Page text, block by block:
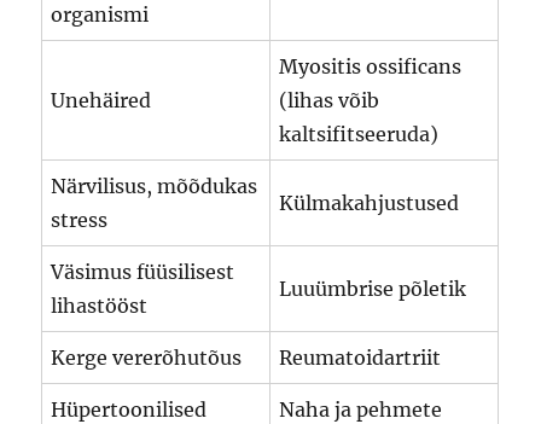
organismi
Unehäired
Myositis ossificans
(lihas võib
kaltsifitseeruda)
Närvilisus, mõõdukas
stress
Külmakahjustused
Väsimus füüsilisest
lihastööst
Luuümbrise põletik
Kerge vererõhutõus Reumatoidartriit
Hüpertoonilised
Naha ja pehmete